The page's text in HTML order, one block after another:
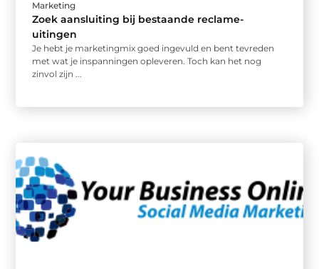
Marketing
Zoek aansluiting bij bestaande reclame-
uitingen
Je hebt je marketingmix goed ingevuld en bent tevreden
met wat je inspanningen opleveren. Toch kan het nog
zinvol zijn ...